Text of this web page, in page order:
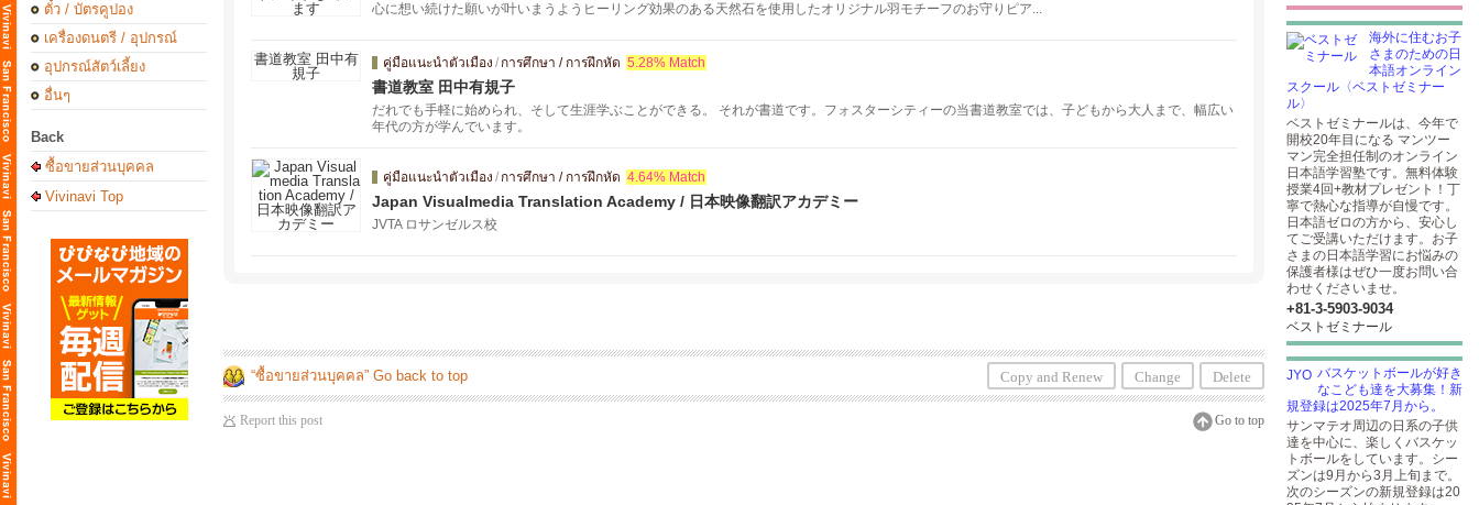
ตั๋ว / บัตรคูปอง
เครื่องดนตรี / อุปกรณ์
อุปกรณ์สัตว์เลี้ยง
อื่นๆ
Back
ซื้อขายส่วนบุคคล
Vivinavi Top
心に想い続けた願いが叶いまうようヒーリング効果のある天然石を使用したオリジナル羽モチーフのお守りピア...
คู่มือแนะนำตัวเมือง / การศึกษา / การฝึกหัด 5.28% Match
書道教室 田中有規子
だれでも手軽に始められ、そして生涯学ぶことができる。 それが書道です。フォスターシティーの当書道教室では、子どもから大人まで、幅広い
年代の方が学んでいます。
คู่มือแนะนำตัวเมือง / การศึกษา / การฝึกหัด 4.64% Match
Japan Visualmedia Translation Academy / 日本映像翻訳アカデミー
JVTA ロサンゼルス校
“ซื้อขายส่วนบุคคล” Go back to top Copy and Renew Change Delete
Report this post Go to top
海外に住むお子
さまのための日
本語オンライン
スクール〈ベストゼミナー
ル〉
ベストゼミナールは、今年で
開校20年目になる マンツー
マン完全担任制のオンライン
日本語学習塾です。無料体験
授業4回+教材プレゼント！丁
寧で熱心な指導が自慢です。
日本語ゼロの方から、安心し
てご受講いただけます。お子
さまの日本語学習にお悩みの
保護者様はぜひ一度お問い合
わせくださいませ。
+81-3-5903​-9034
ベストゼミナール
バスケットボールが好き
なこども達を大募集！新
規登録は2025年7月から。
サンマテオ周辺の日系の子供
達を中心に、楽しくバスケッ
トボールをしています。シー
ズンは9月から3月上旬まで。
次のシーズンの新規登録は20